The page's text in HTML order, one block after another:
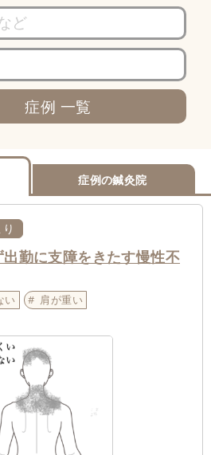
症例 一覧
症例の鍼灸院
勤に支障をきたす慢性不
い 肩が重い